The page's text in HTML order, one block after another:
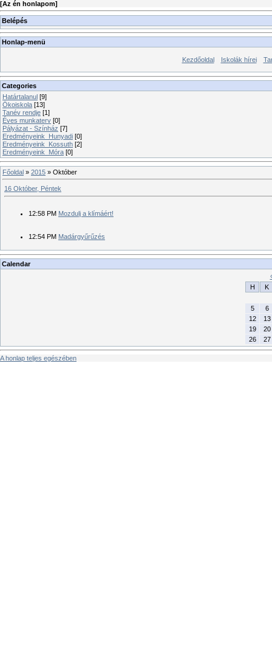
[Az én honlapom]
Belépés
Honlap-menü
Kezdőoldal Iskolák hírei
Categories
Határtalanul [9]
Ökoiskola [13]
Tanév rendje [1]
Éves munkaterv [0]
Pályázat - Színház [7]
Eredményeink_Hunyadi [0]
Eredményeink_Kossuth [2]
Eredményeink_Móra [0]
Főoldal » 2015 » Október
16 Október, Péntek
12:58 PM Mozdulj a klímáért!
12:54 PM Madárgyűrűzés
Calendar
H
K
5
6
12
13
19
20
26
27
A honlap teljes egészében